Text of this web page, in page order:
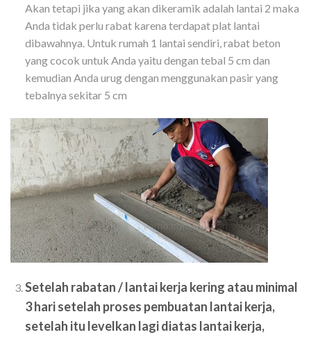
Akan tetapi jika yang akan dikeramik adalah lantai 2 maka
Anda tidak perlu rabat karena terdapat plat lantai
dibawahnya. Untuk rumah 1 lantai sendiri, rabat beton
yang cocok untuk Anda yaitu dengan tebal 5 cm dan
kemudian Anda urug dengan menggunakan pasir yang
tebalnya sekitar 5 cm
Setelah rabatan / lantai kerja kering atau minimal
3 hari setelah proses pembuatan lantai kerja,
setelah itu levelkan lagi diatas lantai kerja,